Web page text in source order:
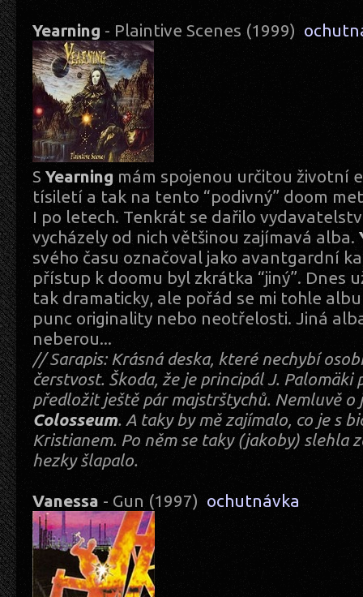
Yearning - Plaintive Scenes (1999)
S Yearning mám spojenou určitou životní
tísiletí a tak na tento “podivný” doom
I po letech. Tenkrát se dařilo
vycházely od nich většinou zajímavá alba.
svého času označoval jako avantgardní
přístup k doomu byl zkrátka “jiný”. Dnes
tak dramaticky, ale pořád se mi tohle
punc originality nebo neotřelosti. Jiná
neberou...
// Sarapis: Krásná deska, které nechybí
čerstvost. Škoda, že je principál J. Palomäki
předložit ještě pár majstrštychů. Nemluvě
Colosseum. A taky by mě zajímalo, co je s
Kristianem. Po něm se taky (jakoby) slehla
hezky šlapalo.
Vanessa - Gun (1997) ochutnávka